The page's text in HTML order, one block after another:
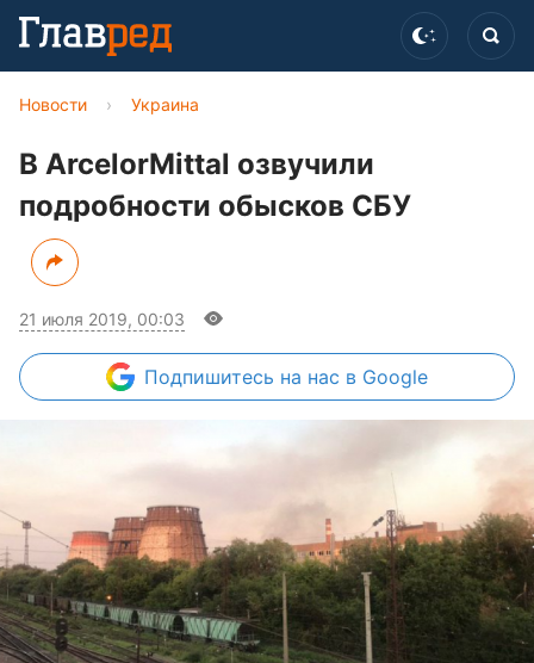
Новости › Украина
В ArcelorMittal озвучили
подробности обысков СБУ
21 июля 2019, 00:03
Подпишитесь на нас в Google